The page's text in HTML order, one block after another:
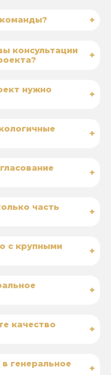
+
консультации
+
нужно
+
+
+
часть
+
с крупными
+
+
качество
+
генеральное
+